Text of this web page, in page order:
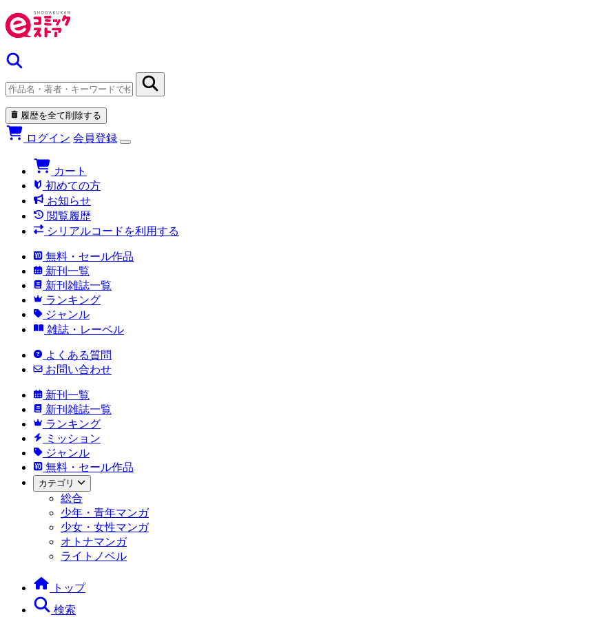
履歴を全て削除する
ログイン 会員登録
カート
初めての方
お知らせ
閲覧履歴
シリアルコードを利用する
無料・セール作品
新刊一覧
新刊雑誌一覧
ランキング
ジャンル
雑誌・レーベル
よくある質問
お問い合わせ
新刊一覧
新刊雑誌一覧
ランキング
ミッション
ジャンル
無料・セール作品
カテゴリ
総合
少年・青年マンガ
少女・女性マンガ
オトナマンガ
ライトノベル
トップ
検索